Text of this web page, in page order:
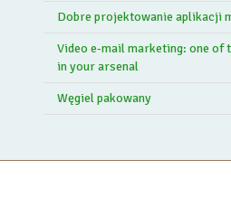
Dobre projektowanie aplikacji
Video e-mail marketing: one of
in your arsenal
Węgiel pakowany